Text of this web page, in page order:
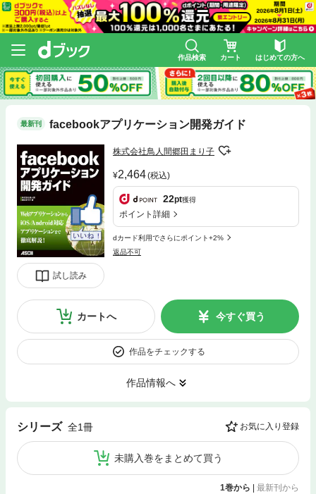
作品検索 カート はじめての方へ
最新刊 facebookアプリケーション開発ガイド
試し読み
株式会社鳥人間郷田まり子
2,464(税込)
22pt獲得
ポイント詳細
dカード利用でさらにポイント+2%
返品不可
カートへ 今すぐ買う
作品をチェックする
作品情報へ
シリーズ 全1冊 お気に入り登録
未購入巻をまとめて買う
1巻から | 最新刊から